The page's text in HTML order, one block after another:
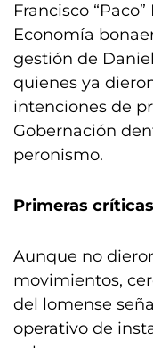
Francisco
Economía
gestión de
quienes ya
intenciones de
Gobernación
peronismo.
Primeras críticas
Aunque no
movimientos,
del lomense
operativo de